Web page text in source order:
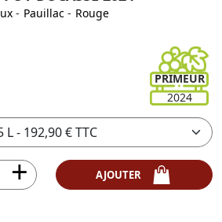
- Pauillac - Rouge
PRIMEUR
2024